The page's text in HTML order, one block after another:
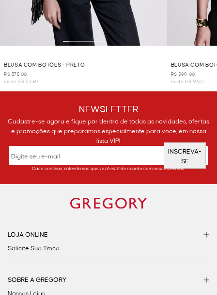
BLUSA COM BOTÕES - PRETO
R$ 375,00
6x de R$ 62,50
BLUSA COM
R$ 598,00
6x de R$ 99,67
NEWSLETTER
Cadastre-se agora e fique por dentro de todas as novidades, ofertas
e promoções que preparamos especialmente para você, em nossa
lista VIP!
INSCREVA-
SE
Caso continue, entendemos que você está de acordo com nossos termos.
LOJA ONLINE
Solicite Sua Troca
SOBRE A GREGORY